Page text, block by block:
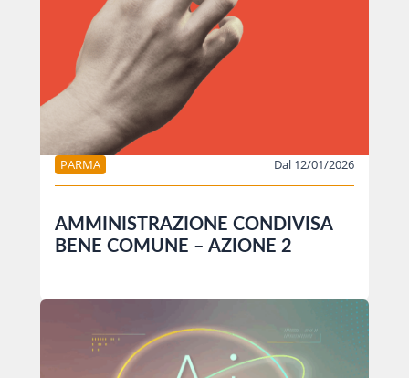
PARMA Dal 12/01/2026
AMMINISTRAZIONE CONDIVISA
BENE COMUNE – AZIONE 2